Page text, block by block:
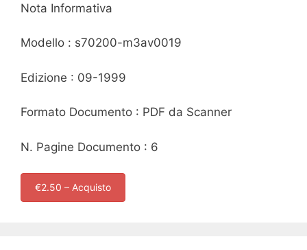
Nota Informativa
Modello : s70200-m3av0019
Edizione : 09-1999
Formato Documento : PDF da Scanner
N. Pagine Documento : 6
€2.50 – Acquisto